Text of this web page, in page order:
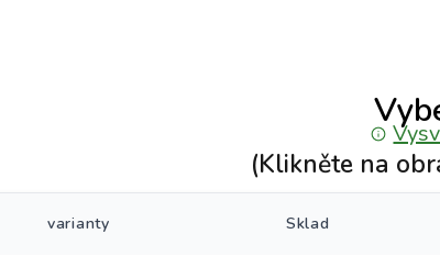
(Klikněte na
varianty Sklad